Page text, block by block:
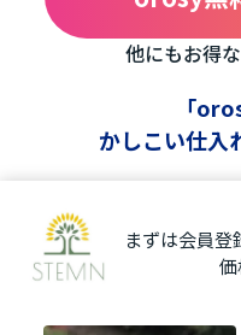
他にもお得
「
かしこい仕入
まずは会員
価